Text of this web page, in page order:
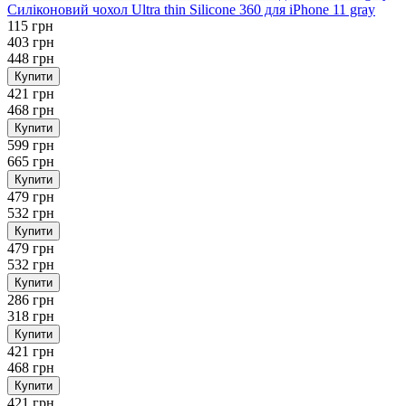
Силіконовий чохол Ultra thin Silicone 360 для iPhone 11 gray
115 грн
403 грн
448 грн
Купити
421 грн
468 грн
Купити
599 грн
665 грн
Купити
479 грн
532 грн
Купити
479 грн
532 грн
Купити
286 грн
318 грн
Купити
421 грн
468 грн
Купити
421 грн